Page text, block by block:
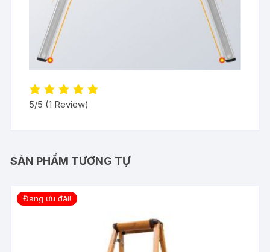
5/5 (1 Review)
SẢN PHẨM TƯƠNG TỰ
Đang ưu đãi!